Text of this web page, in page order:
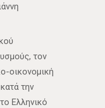
τον
οικονομική
την
Ελληνικό